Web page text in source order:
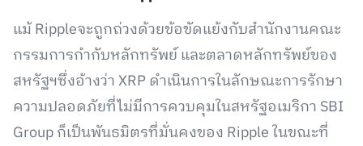
แม้ Rippleจะถูกถ่วงด้วยข้อขัดแย้งกับสำนักงานคณะ
กรรมการกำกับหลักทรัพย์ และตลาดหลักทรัพย์ของ
สหรัฐฯซึ่งอ้างว่า XRP ดำเนินการในลักษณะการรักษา
ความปลอดภัยที่ไม่มีการควบคุมในสหรัฐอเมริกา SBI
Group ก็เป็นพันธมิตรที่มั่นคงของ Ripple ในขณะที่